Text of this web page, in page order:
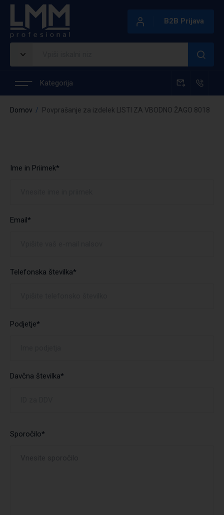
B2B Prijava
Kategorija
Domov Povprašanje za izdelek LISTI ZA VBODNO ŽAGO 8018
Ime in Priimek*
Email*
Telefonska številka*
Podjetje*
Davčna številka*
Sporočilo*